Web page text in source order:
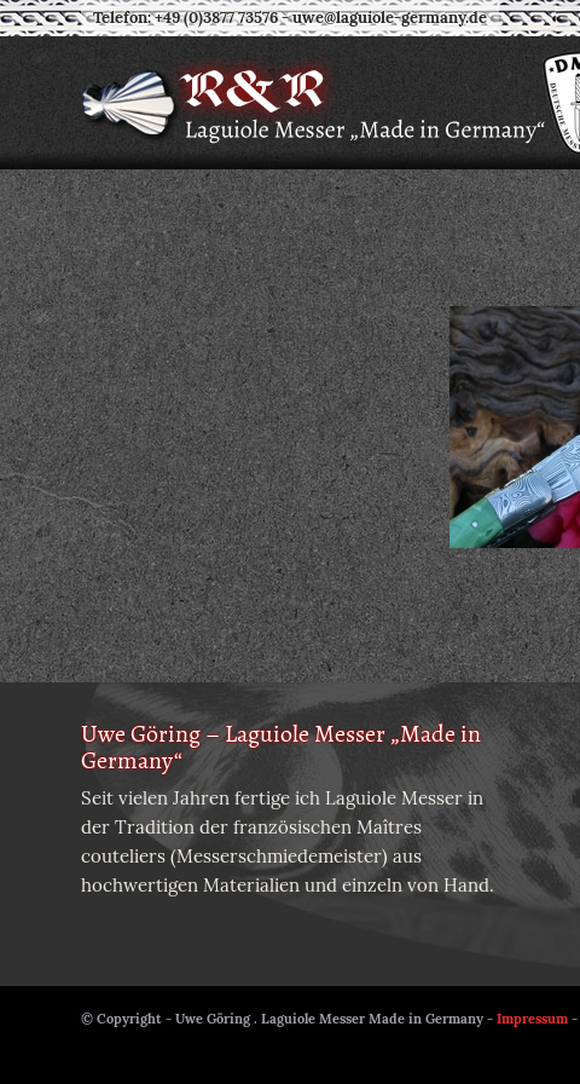
Telefon: +49 (0)3877 73576-uwe@laguiole-germany.de
Uwe Göring – Laguiole Messer „Made in
Germany“
Seit vielen Jahren fertige ich Laguiole Messer in
der Tradition der französischen Maîtres
couteliers (Messerschmiedemeister) aus
hochwertigen Materialien und einzeln von Hand.
© Copyright - Uwe Göring . Laguiole Messer Made in Germany - Impressum -